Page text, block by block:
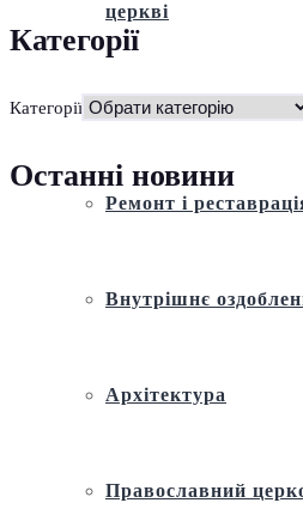
церкві
Історія
Ремонт і
Внутрішнє
Архітектура
Православний
Категорії
Категорії
Останні новини